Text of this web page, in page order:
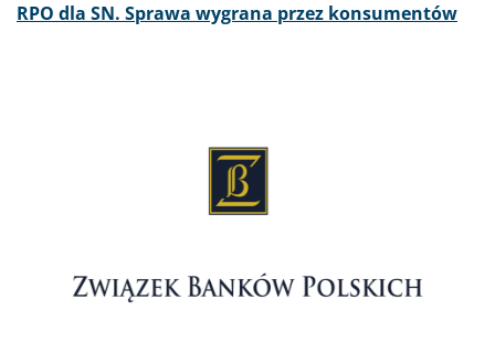
RPO dla SN. Sprawa wygrana przez konsumentów